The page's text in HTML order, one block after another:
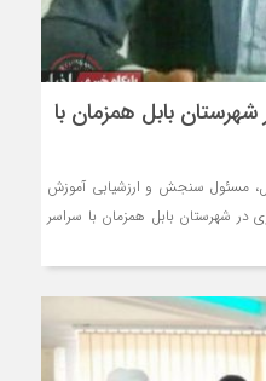
شهرستان بابل همزمان با
مسئول سنجش و ارزشیابی آموزش
در شهرستان بابل همزمان با سراسر